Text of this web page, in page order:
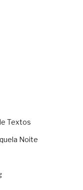
Textos
Noite